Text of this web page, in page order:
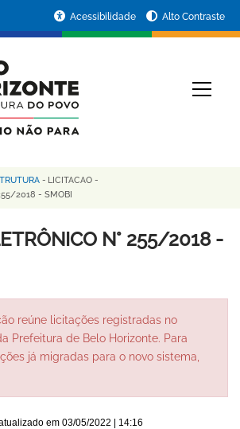
Acessibilidade Alto Contraste
- LICITACAO -
2018 - SMOBI
N° 255/2018 -
reúne licitações registradas no
Prefeitura de Belo Horizonte. Para
já migradas para o novo sistema,
em 03/05/2022 | 14:16